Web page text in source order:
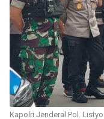
Kapolri Jenderal Pol.